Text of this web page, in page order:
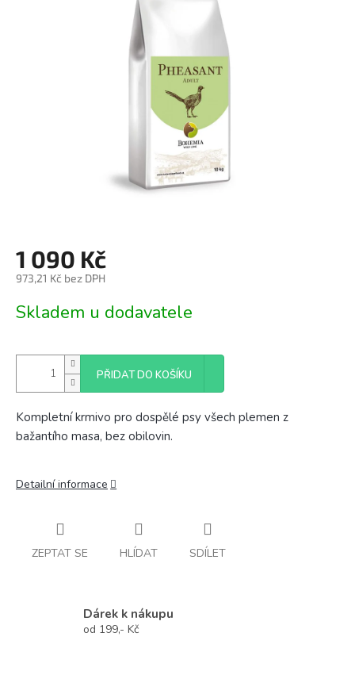
1 090 Kč
973,21 Kč bez DPH
cena:
Skladem u dodavatele
PŘIDAT DO KOŠÍKU
Kompletní krmivo pro dospělé psy všech plemen z
bažantího masa, bez obilovin.
Detailní informace
ZEPTAT SE HLÍDAT SDÍLET
Dárek k nákupu
od 199,- Kč